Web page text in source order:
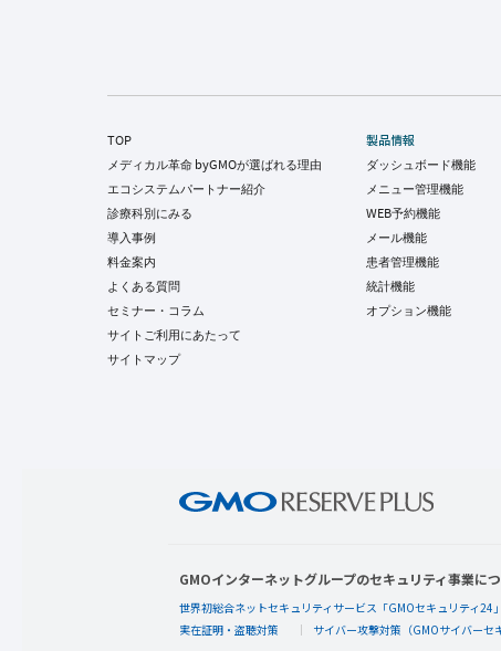
TOP
メディカル革命 byGMOが選ばれる理由
エコシステムパートナー紹介
診療科別にみる
導入事例
料金案内
よくある質問
セミナー・コラム
サイトご利用にあたって
サイトマップ
製品情報
ダッシュボード機能
メニュー管理機能
WEB予約機能
メール機能
患者管理機能
統計機能
オプション機能
GMOインターネットグループのセキュリティ事業に
世界初総合ネットセキュリティサービス「GMOセキュリティ24」
実在証明・盗聴対策
サイバー攻撃対策（GMOサイバーセ